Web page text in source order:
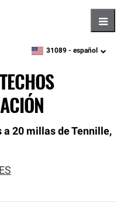
zipcode,language
31089 - español
20 millas de Tennille,